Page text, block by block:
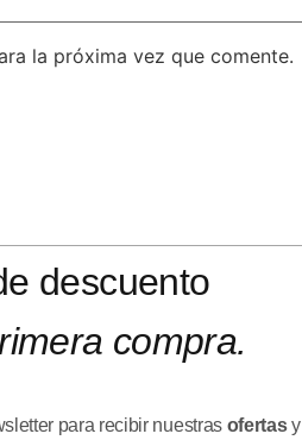
la próxima vez que comente.
descuento
compra.
para recibir nuestras ofertasy